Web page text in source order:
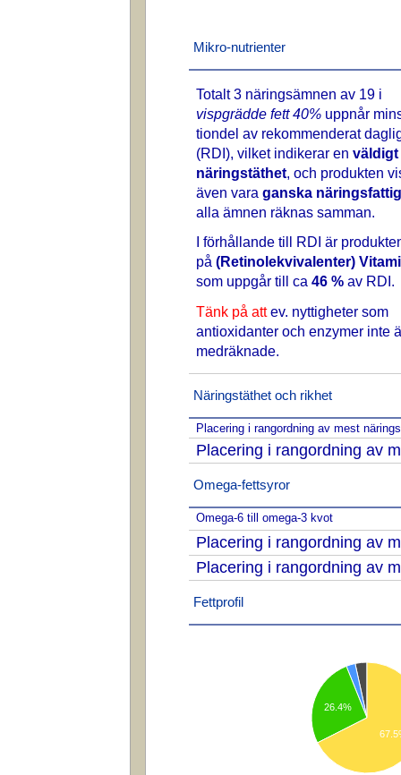
Mikro-nutrienter
Totalt 3 näringsämnen av 19 i
vispgrädde fett 40% uppnår
tiondel av rekommenderat
(RDI), vilket indikerar en väldigt
näringstäthet, och produkten
även vara ganska näringsfattig
alla ämnen räknas samman.
I förhållande till RDI är
på (Retinolekvivalenter)
som uppgår till ca 46 % av RDI.
Tänk på attev. nyttigheter som
antioxidanter och enzymer inte
medräknade.
Näringstäthet och rikhet
Placering i rangordning av mest
Placering i rangordning av
Omega-fettsyror
Omega-6 till omega-3 kvot
Placering i rangordning av
Placering i rangordning av
Fettprofil
26.4%